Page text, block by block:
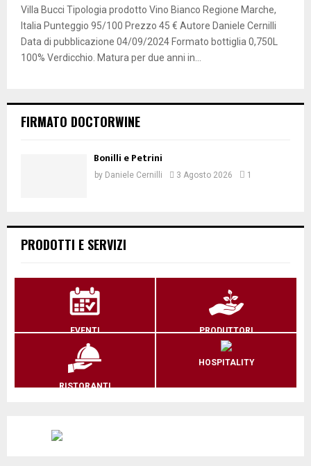
Villa Bucci Tipologia prodotto Vino Bianco Regione Marche,
Italia Punteggio 95/100 Prezzo 45 € Autore Daniele Cernilli
Data di pubblicazione 04/09/2024 Formato bottiglia 0,750L
100% Verdicchio. Matura per due anni in...
FIRMATO DOCTORWINE
Bonilli e Petrini
by Daniele Cernilli 3 Agosto 2026 1
PRODOTTI E SERVIZI
EVENTI PRODUTTORI
RISTORANTI
HOSPITALITY